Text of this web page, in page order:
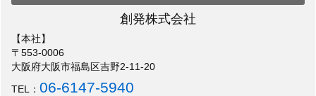
創発株式会社
【本社】
〒553-0006
大阪府大阪市福島区吉野2-11-20
TEL：06-6147-5940